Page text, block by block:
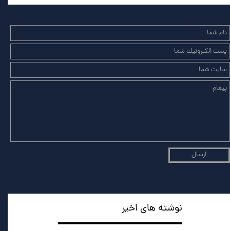
ارسال
نوشته های اخیر